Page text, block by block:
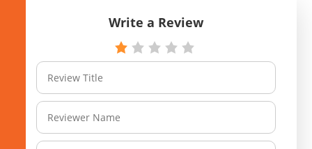
Write a Review